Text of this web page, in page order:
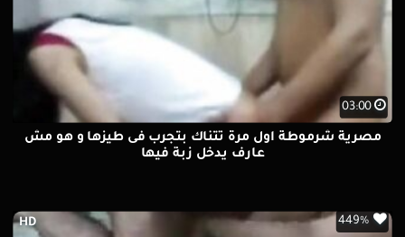
03:00
مصرية شرموطة اول مرة تتناك بتجرب فى طيزها و هو مش
عارف يدخل زبة فيها
HD 449%